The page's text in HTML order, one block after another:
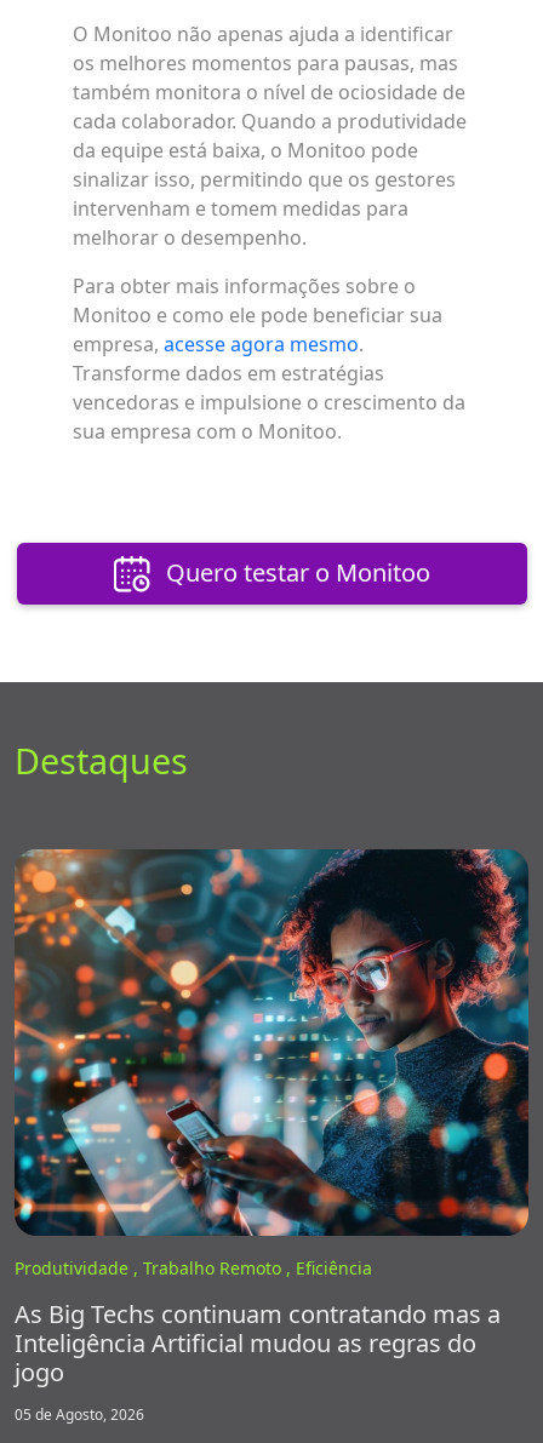
O Monitoo não apenas ajuda a identificar
os melhores momentos para pausas, mas
também monitora o nível de ociosidade de
cada colaborador. Quando a produtividade
da equipe está baixa, o Monitoo pode
sinalizar isso, permitindo que os gestores
intervenham e tomem medidas para
melhorar o desempenho.
Para obter mais informações sobre o
Monitoo e como ele pode beneficiar sua
empresa, acesse agora mesmo.
Transforme dados em estratégias
vencedoras e impulsione o crescimento da
sua empresa com o Monitoo.
Quero testar o Monitoo
Destaques
Produtividade , Trabalho Remoto , Eficiência
As Big Techs continuam contratando mas a
Inteligência Artificial mudou as regras do
jogo
05 de Agosto, 2026